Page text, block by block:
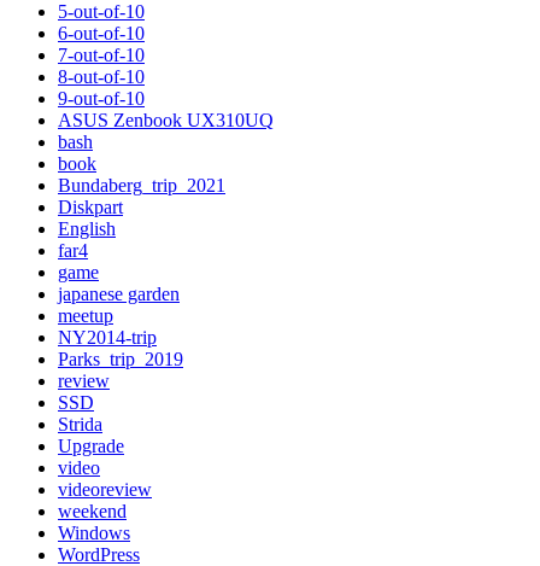
5-out-of-10
6-out-of-10
7-out-of-10
8-out-of-10
9-out-of-10
ASUS Zenbook UX310UQ
bash
book
Bundaberg_trip_2021
Diskpart
English
far4
game
japanese garden
meetup
NY2014-trip
Parks_trip_2019
review
SSD
Strida
Upgrade
video
videoreview
weekend
Windows
WordPress